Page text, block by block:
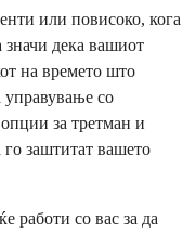
или повисоко, кога
дека вашиот
на времето што
управување со
опции за третман и
заштитат вашето
работи со вас за да